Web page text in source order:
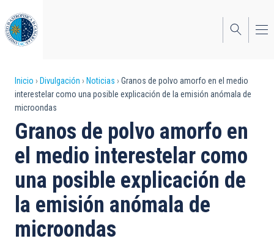
al
contenido
principal
Sobrescribir
enlaces
de
ayuda
a
la
navegación
Inicio Divulgación Noticias
Granos de polvo amorfo en el medio
interestelar como una posible explicación de la emisión anómala de
microondas
Granos de polvo amorfo en
el medio interestelar como
una posible explicación de
la emisión anómala de
microondas